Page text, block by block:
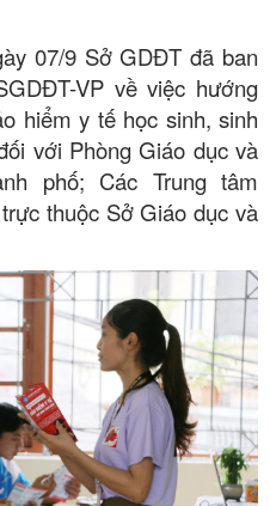
9 Sở GDĐT đã ban
VP về việc hướng
hiểm y tế học sinh, sinh
với Phòng Giáo dục và
phố; Các Trung tâm
thuộc Sở Giáo dục và